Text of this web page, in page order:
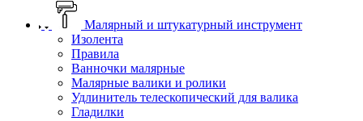
Малярный и штукатурный инструмент
Изолента
Правила
Ванночки малярные
Малярные валики и ролики
Удлинитель телескопический для валика
Гладилки